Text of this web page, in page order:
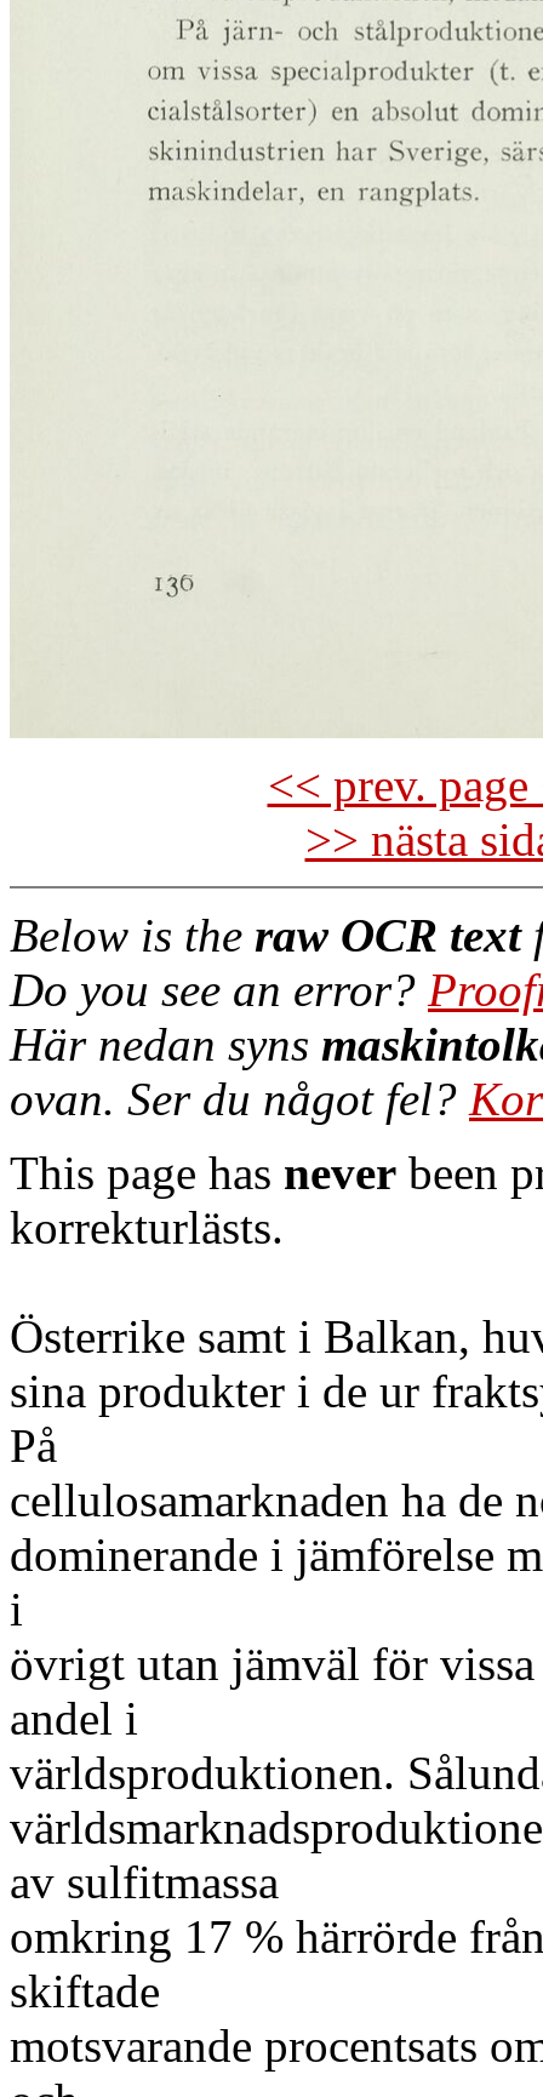
<< prev.
>> nästa
Below is the raw OCR text
Do you see an error?
Här nedan syns
ovan. Ser du något fel?
This page has never been
korrekturlästs.
Österrike samt i Balkan,
sina produkter i de ur
På
cellulosamarknaden ha de
dominerande i jämförelse
i
övrigt utan jämväl för
andel i
världsproduktionen.
av sulfitmassa
omkring 17 % härrörde
skiftade
motsvarande procentsats